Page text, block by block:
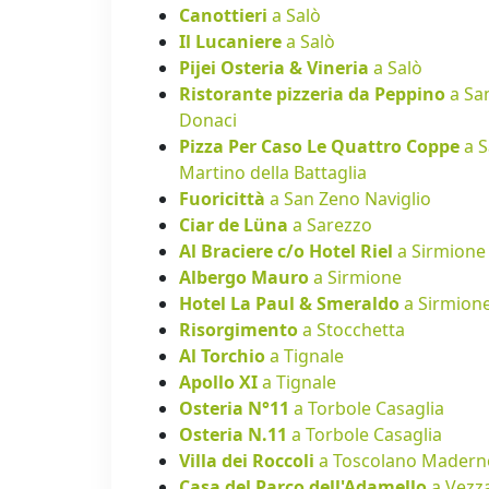
Canottieri a Salò
Il Lucanierea Salò
Pijei Osteria & Vineria a Salò
Ristorante pizzeria da Peppinoa
Donaci
Pizza Per Caso Le Quattro Coppea
Martino della Battaglia
Fuoricittà a San Zeno Naviglio
Ciar de Lüna a Sarezzo
Al Braciere c/o Hotel Riel a Sirmione
Albergo Mauroa Sirmione
Hotel La Paul & Smeraldoa
Risorgimentoa Stocchetta
Al Torchioa Tignale
Apollo XIa Tignale
Osteria N°11 a Torbole Casaglia
Osteria N.11 a Torbole Casaglia
Villa dei Roccoli a Toscolano